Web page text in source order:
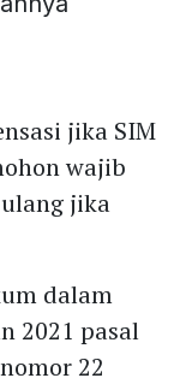
jika SIM
wajib
jika
dalam
2021 pasal
22